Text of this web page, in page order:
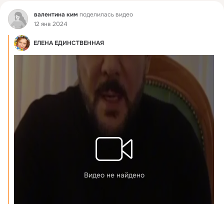
Фид валентина ким поделилась видео
12 янв 2024
ЕЛЕНА ЕДИНСТВЕННАЯ
Видео не найдено